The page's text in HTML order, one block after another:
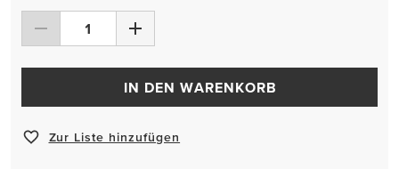
IN DEN WARENKORB
Zur Liste hinzufügen